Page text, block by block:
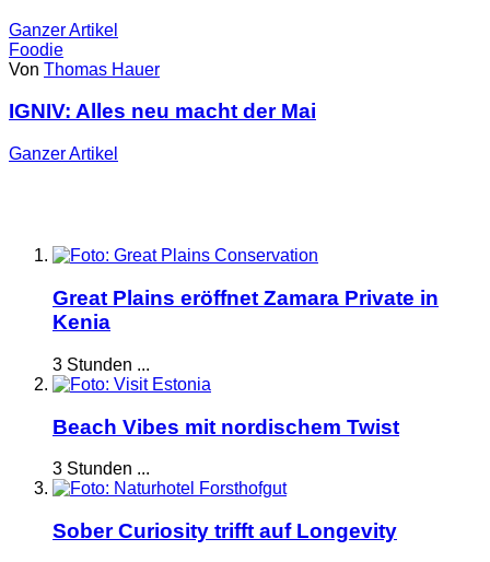
GanzerArtikel
Foodie
Von Thomas Hauer
IGNIV: Alles neu macht der Mai
GanzerArtikel
Great Plains eröffnet Zamara Private in
Kenia
3 Stunden ...
Beach Vibes mit nordischem Twist
3 Stunden ...
Sober Curiosity trifft auf Longevity